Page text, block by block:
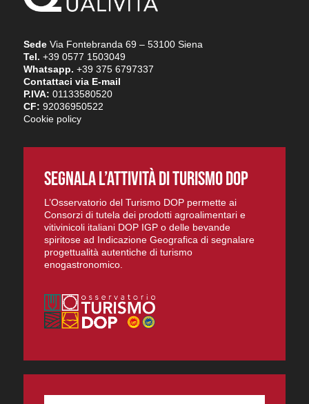
SedeVia Fontebranda 69 – 53100 Siena
Tel. +39 0577 1503049
Whatsapp. +39 375 6797337
Contattaci via E-mail
P.IVA: 01133580520
CF: 92036950522
Cookie policy
SEGNALA L’ATTIVITÀ DI TURISMO DOP
L’Osservatorio del Turismo DOP permette ai
Consorzi di tutela dei prodotti agroalimentari e
vitivinicoli italiani DOP IGP o delle bevande
spiritose ad Indicazione Geografica di segnalare
progettualità autentiche di turismo
enogastronomico.